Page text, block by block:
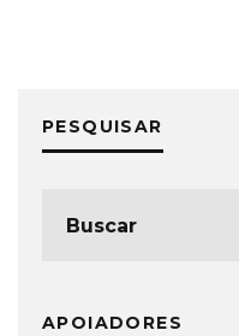
PESQUISAR
APOIADORES